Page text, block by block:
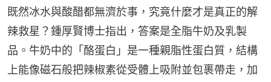
既然冰水與酸醋都無濟於事，究竟什麼才是真正的解
辣救星？鍾厚賢博士指出，答案是全脂牛奶及乳製
品。牛奶中的「酪蛋白」是一種親脂性蛋白質，結構
上能像磁石般把辣椒素從受體上吸附並包裹帶走，加